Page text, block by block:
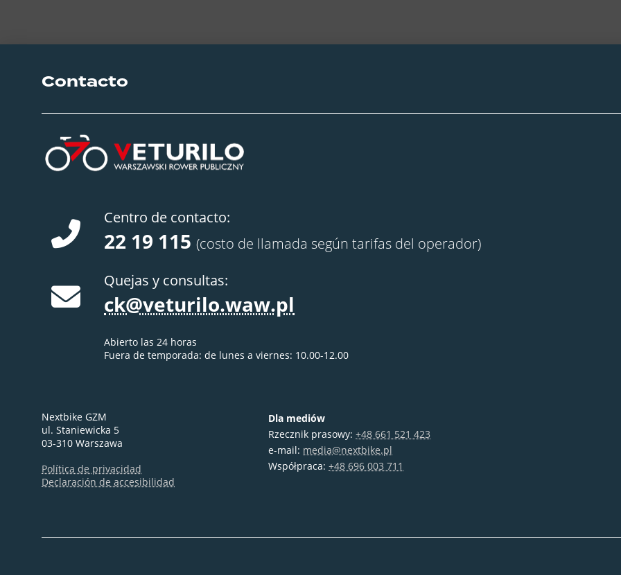
Contacto
Centro de contacto:
22 19 115 (costo de llamada según tarifas del operador)
Quejas y consultas:
ck@veturilo.waw.pl
Abierto las 24 horas
Fuera de temporada: de lunes a viernes: 10.00-12.00
Nextbike GZM
ul. Staniewicka 5
03-310 Warszawa
Política de privacidad
Declaración de accesibilidad
Dla mediów
Rzecznik prasowy: +48 661 521 423
e-mail: media@nextbike.pl
Współpraca: +48 696 003 711